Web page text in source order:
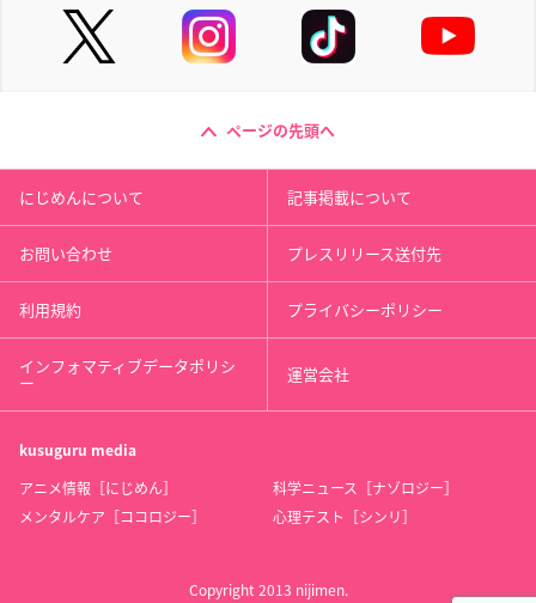
ページの先頭へ
にじめんについて 記事掲載について
お問い合わせ プレスリリース送付先
利用規約 プライバシーポリシー
インフォマティブデータポリシ
ー 運営会社
kusuguru media
アニメ情報［にじめん］
科学ニュース［ナゾロジー］
メンタルケア［ココロジー］
心理テスト［シンリ］
Copyright 2013 nijimen.